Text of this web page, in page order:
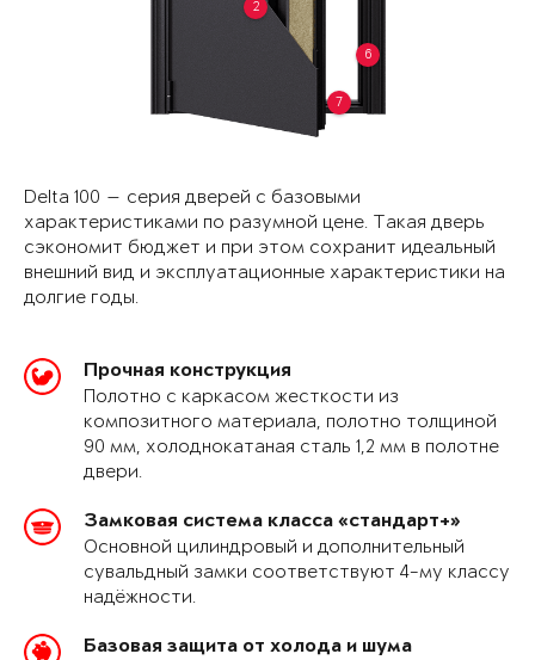
2
6
7
Delta 100 — серия дверей с базовыми
характеристиками по разумной цене. Такая дверь
сэкономит бюджет и при этом сохранит идеальный
внешний вид и эксплуатационные характеристики на
долгие годы.
Прочная конструкция
Полотно с каркасом жесткости из
композитного материала, полотно толщиной
90 мм, холоднокатаная сталь 1,2 мм в полотне
двери.
Замковая система класса «стандарт+»
Основной цилиндровый и дополнительный
сувальдный замки соответствуют 4-му классу
надёжности.
Базовая защита от холода и шума